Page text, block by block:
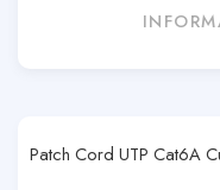
Patch Cord UTP Cat6A